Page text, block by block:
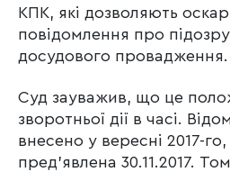
КПК, які дозволяють
повідомлення про підозру
досудового провадження.
Суд зауважив, що це
зворотньої дії в часі.
внесено у вересні 2017-
пред’явлена 30.11.2017.